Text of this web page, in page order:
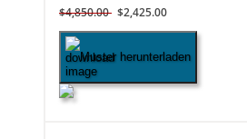
$4,850.00 $2,425.00
Muster herunterladen